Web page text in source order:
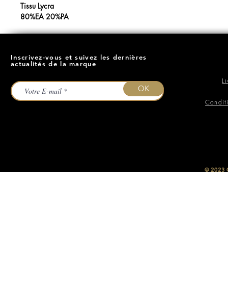
Tissu Lycra
80%EA 20%PA
Inscrivez-vous et suivez les dernières
actualités de la marque
OK
​© 2023